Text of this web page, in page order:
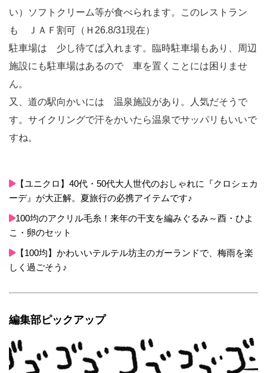
い）ソフトクリーム等が食べられます。このレストラン
も ＪＡＦ割可（Ｈ26.8/31現在）
駐車場は 少し待てば入れます。臨時駐車場もあり、周辺
施設にも駐車場はあるので 車を置くことには困りませ
ん。
又、道の駅向かいには 温泉施設があり。人気だそうで
す。サイクリングで汗をかいたら温泉でサッパリもいいで
すね。
【ユニクロ】40代・50代大人世代のおしゃれに『クロシェカ
ーデ』が大正解。夏旅行の必携アイテムです♪
100均のアクリル毛糸！来年の干支を編みぐるみ～酉・ひよ
こ・卵のセット
【100均】かわいいテルテル坊主のガーランドで、梅雨を楽
しく過ごそう♪
編集部ピックアップ